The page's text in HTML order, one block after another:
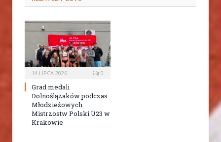
14 LIPCA 2026 0
Grad medali
Dolnoślązaków podczas
Młodzieżowych
Mistrzostw Polski U23 w
Krakowie